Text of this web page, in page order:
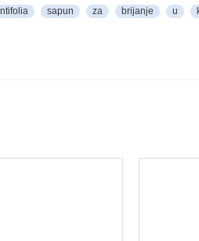
sapun za brijanje u